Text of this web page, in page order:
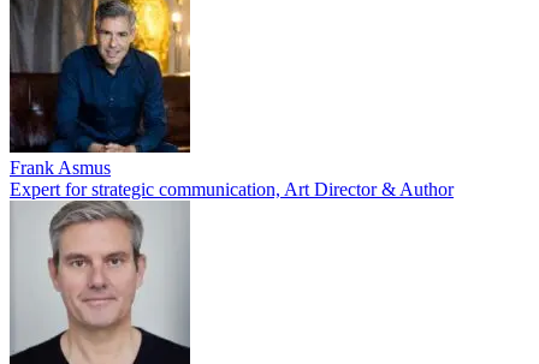
Frank Asmus
Expert for strategic communication, Art Director & Author